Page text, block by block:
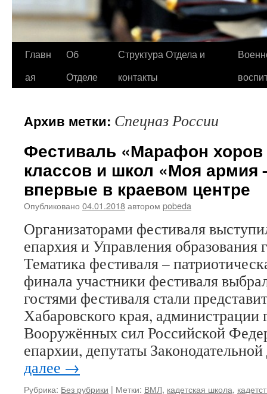
Перейти
Главн
ая
Об
Отделе
Структура Отдела и
контакты
Архив метки: Спецназ России
Фестиваль «Марафон хоров
классов и школ «Моя армия
впервые в краевом центре
Опубликовано 04.01.2018автором pobeda
Организаторами фестиваля
епархия и Управления образования
Тематика фестиваля –
финала участники фестиваля
гостями фестиваля стали
Хабаровского края, администрации
Вооружённых сил Российской
епархии, депутаты
далее →
Рубрика: Без рубрики | Метки: ВМЛ, кадетская школа,